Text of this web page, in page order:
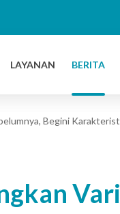
LAYANAN BERITA
Begini